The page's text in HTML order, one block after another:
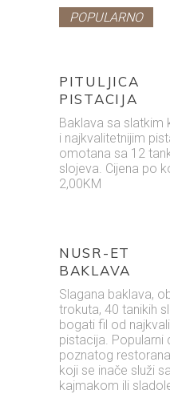
POPULARNO
PITULJICA
PISTACIJA
Baklava sa slatkim
i najkvalitetnijim
omotana sa 12
slojeva. Cijena po
2,00KM
NUSR-ET
BAKLAVA
Slagana baklava,
trokuta, 40 tanikih
bogati fil od
pistacija. Popularni
poznatog
koji se inače služi
kajmakom ili